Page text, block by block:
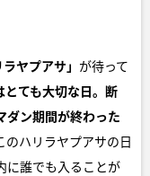
ラヤプアサ」 が待って
とても大切な日。断
ダン期間が終わった
のハリラヤプアサの日
に誰でも入ることが